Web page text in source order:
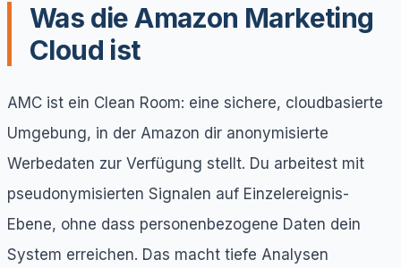
Was die Amazon Marketing
Cloud ist
AMC ist ein Clean Room: eine sichere, cloudbasierte
Umgebung, in der Amazon dir anonymisierte
Werbedaten zur Verfügung stellt. Du arbeitest mit
pseudonymisierten Signalen auf Einzelereignis-
Ebene, ohne dass personenbezogene Daten dein
System erreichen. Das macht tiefe Analysen